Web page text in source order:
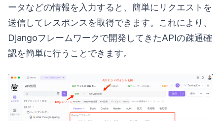
ータなどの情報を入力すると、簡単にリクエストを
送信してレスポンスを取得できます。これにより、
Djangoフレームワークで開発してきたAPIの疎通確
認を簡単に行うことできます。